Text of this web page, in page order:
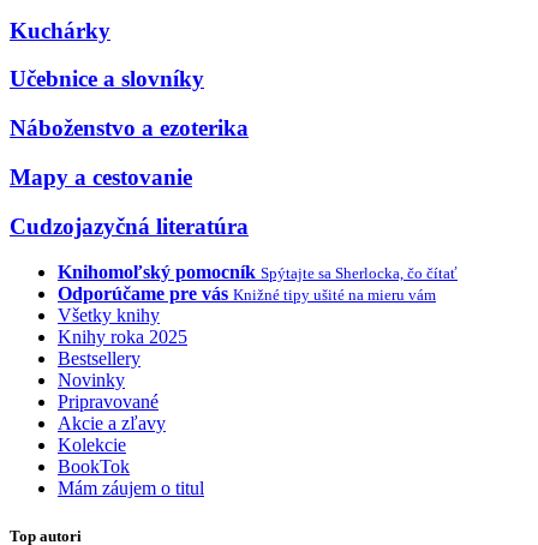
Kuchárky
Učebnice a slovníky
Náboženstvo a ezoterika
Mapy a cestovanie
Cudzojazyčná literatúra
Knihomoľský pomocník Spýtajte sa Sherlocka, čo čítať
Odporúčame pre vás Knižné tipy ušité na mieru vám
Všetky knihy
Knihy roka 2025
Bestsellery
Novinky
Pripravované
Akcie a zľavy
Kolekcie
BookTok
Mám záujem o titul
Top autori